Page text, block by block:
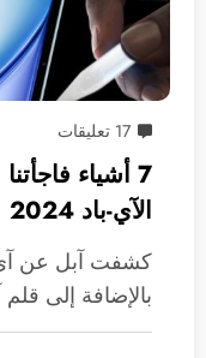
17 تعليقات
7 أشياء
الآي-باد 2024
بالإضافة إلى